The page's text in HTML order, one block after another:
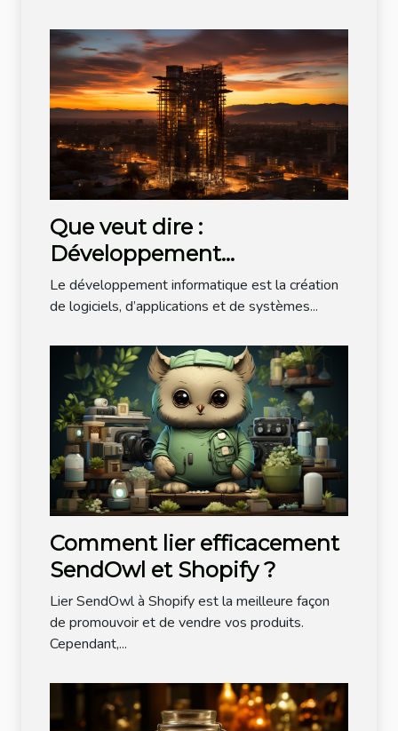
Que veut dire :
Développement
informatique ?
Le développement informatique est la création
de logiciels, d’applications et de systèmes...
Comment lier efficacement
SendOwl et Shopify ?
Lier SendOwl à Shopify est la meilleure façon
de promouvoir et de vendre vos produits.
Cependant,...